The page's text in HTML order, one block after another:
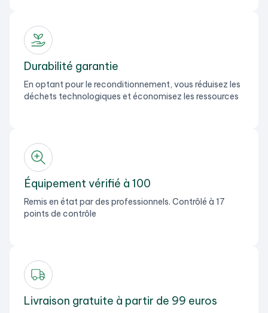
Durabilité garantie
En optant pour le reconditionnement, vous réduisez les
déchets technologiques et économisez les ressources
Équipement vérifié à 100
Remis en état par des professionnels. Contrôlé à 17
points de contrôle
Livraison gratuite à partir de 99 euros